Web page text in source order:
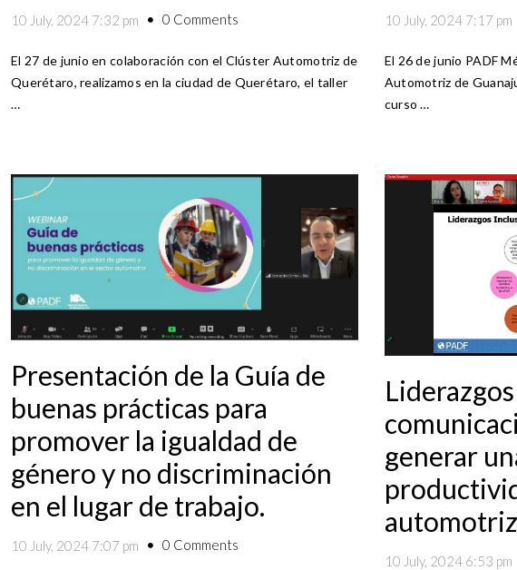
10 July, 2024 7:32 pm 0 Comments
El 27 de junio en colaboración con el Clúster Automotriz de
Querétaro, realizamos en la ciudad de Querétaro, el taller
…
10 July, 2024 7:17 pm
El 26 de junio PADF
Automotriz de
curso …
Presentación de la Guía de
buenas prácticas para
promover la igualdad de
género y no discriminación
en el lugar de trabajo.
10 July, 2024 7:07 pm 0 Comments
generar
10 July, 2024 6:53 pm